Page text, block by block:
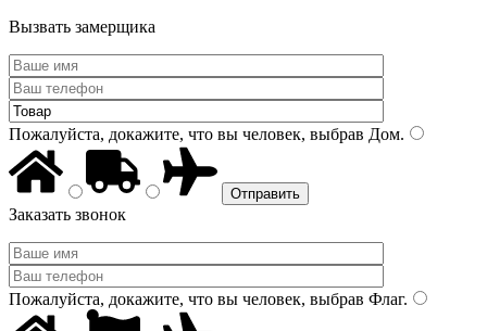
Вызвать замерщика
Пожалуйста, докажите, что вы человек, выбрав Дом.
Заказать звонок
Пожалуйста, докажите, что вы человек, выбрав Флаг.